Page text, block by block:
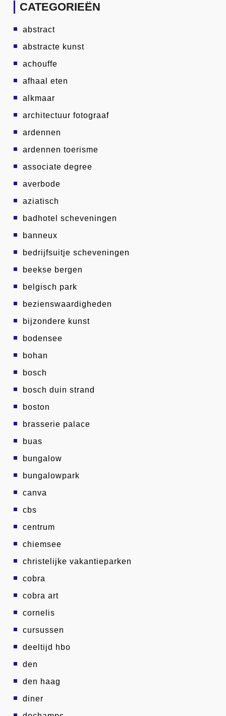
CATEGORIEËN
abstract
abstracte kunst
achouffe
afhaal eten
alkmaar
architectuur fotograaf
ardennen
ardennen toerisme
associate degree
averbode
aziatisch
badhotel scheveningen
banneux
bedrijfsuitje scheveningen
beekse bergen
belgisch park
bezienswaardigheden
bijzondere kunst
bodensee
bohan
bosch
bosch duin strand
boston
brasserie palace
buas
bungalow
bungalowpark
canva
cbs
centrum
chiemsee
christelijke vakantieparken
cobra
cobra art
cornelis
cursussen
deeltijd hbo
den
den haag
diner